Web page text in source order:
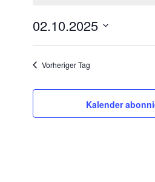
OKTOBER
2025
02.10.2025
Vorheriger Tag
Kalender